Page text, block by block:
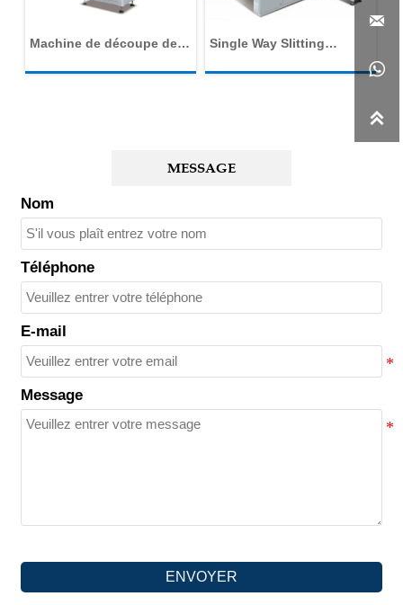
Machine de découpe de
Single Way Slitting
MESSAGE
Nom
Téléphone
E-mail
Message
ENVOYER


